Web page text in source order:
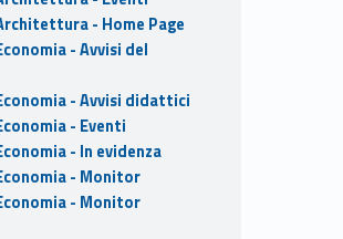
- Home Page
- Avvisi del
- Avvisi didattici
- Eventi
- In evidenza
- Monitor
- Monitor